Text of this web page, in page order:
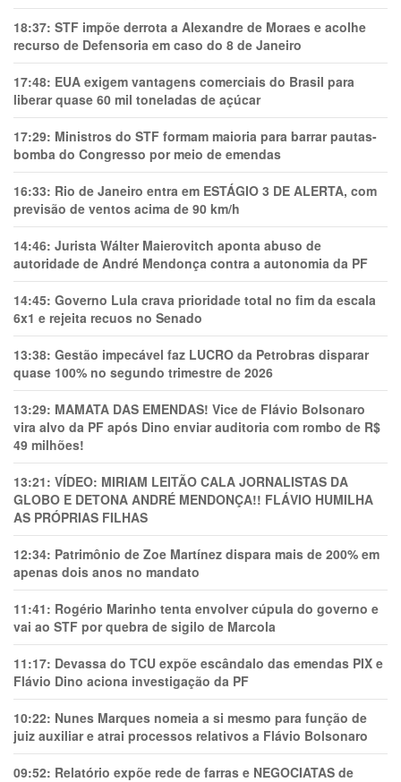
18:37: STF impõe derrota a Alexandre de Moraes e acolhe
recurso de Defensoria em caso do 8 de Janeiro
17:48: EUA exigem vantagens comerciais do Brasil para
liberar quase 60 mil toneladas de açúcar
17:29: Ministros do STF formam maioria para barrar pautas-
bomba do Congresso por meio de emendas
16:33: Rio de Janeiro entra em ESTÁGIO 3 DE ALERTA, com
previsão de ventos acima de 90 km/h
14:46: Jurista Wálter Maierovitch aponta abuso de
autoridade de André Mendonça contra a autonomia da PF
14:45: Governo Lula crava prioridade total no fim da escala
6x1 e rejeita recuos no Senado
13:38: Gestão impecável faz LUCRO da Petrobras disparar
quase 100% no segundo trimestre de 2026
13:29: MAMATA DAS EMENDAS! Vice de Flávio Bolsonaro
vira alvo da PF após Dino enviar auditoria com rombo de R$
49 milhões!
13:21: VÍDEO: MIRIAM LEITÃO CALA JORNALISTAS DA
GLOBO E DETONA ANDRÉ MENDONÇA!! FLÁVIO HUMILHA
AS PRÓPRIAS FILHAS
12:34: Patrimônio de Zoe Martínez dispara mais de 200% em
apenas dois anos no mandato
11:41: Rogério Marinho tenta envolver cúpula do governo e
vai ao STF por quebra de sigilo de Marcola
11:17: Devassa do TCU expõe escândalo das emendas PIX e
Flávio Dino aciona investigação da PF
10:22: Nunes Marques nomeia a si mesmo para função de
juiz auxiliar e atrai processos relativos a Flávio Bolsonaro
09:52: Relatório expõe rede de farras e NEGOCIATAS de